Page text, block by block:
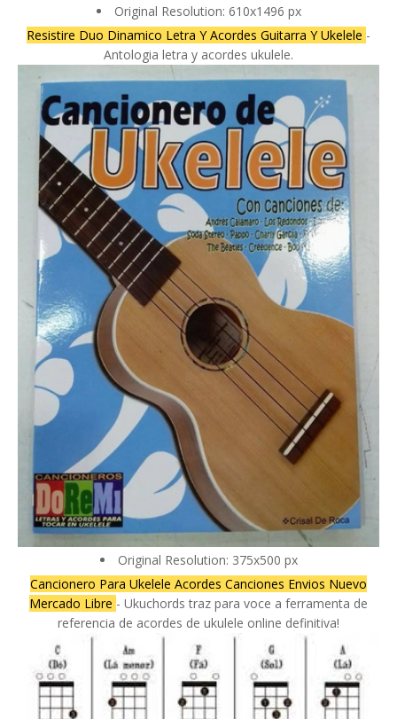
Original Resolution: 610x1496 px
Resistire Duo Dinamico Letra Y Acordes Guitarra Y Ukelele -
Antologia letra y acordes ukulele.
Original Resolution: 375x500 px
Cancionero Para Ukelele Acordes Canciones Envios Nuevo
Mercado Libre - Ukuchords traz para voce a ferramenta de
referencia de acordes de ukulele online definitiva!